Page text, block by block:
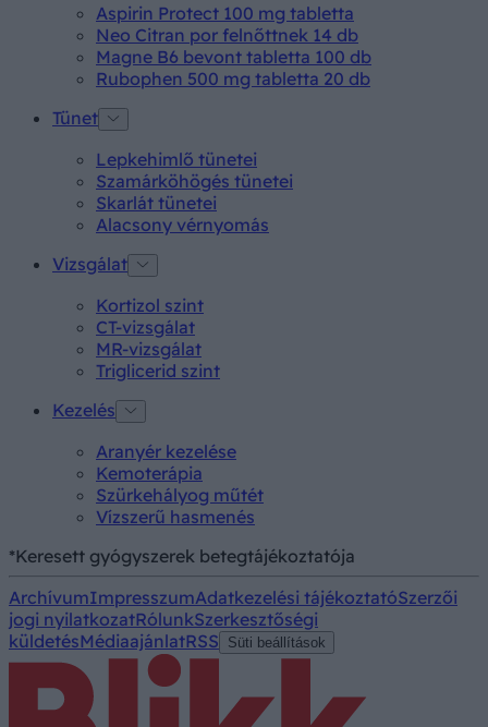
Aspirin Protect 100 mg tabletta
Neo Citran por felnőttnek 14 db
Magne B6 bevont tabletta 100 db
Rubophen 500 mg tabletta 20 db
Tünet
Lepkehimlő tünetei
Szamárköhögés tünetei
Skarlát tünetei
Alacsony vérnyomás
Vizsgálat
Kortizol szint
CT-vizsgálat
MR-vizsgálat
Triglicerid szint
Kezelés
Aranyér kezelése
Kemoterápia
Szürkehályog műtét
Vízszerű hasmenés
*Keresett gyógyszerek betegtájékoztatója
ArchívumImpresszumAdatkezelési tájékoztatóSzerzői
jogi nyilatkozatRólunkSzerkesztőségi
küldetésMédiaajánlatRSS Süti beállítások